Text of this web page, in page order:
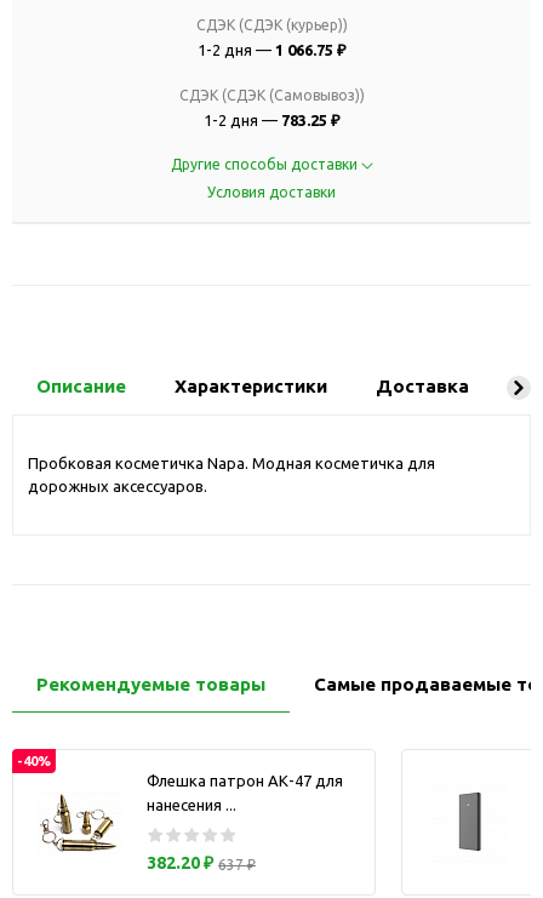
СДЭК (СДЭК (курьер))
1-2 дня — 1 066.75 ₽
СДЭК (СДЭК (Самовывоз))
1-2 дня — 783.25 ₽
Другие способы доставки
Условия доставки
Описание Характеристики Доставка
Пробковая косметичка Napa. Модная косметичка для
дорожных аксессуаров.
Рекомендуемые товары Самые продаваемые
-40%
Флешка патрон АК-47 для
нанесения ...
382.20 ₽ 637 ₽